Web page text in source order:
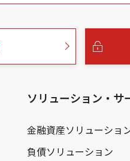
ソリューション・サ
金融資産ソリューショ
負債ソリューション